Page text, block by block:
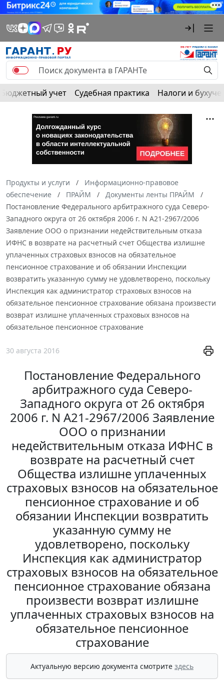
Бюджетный учет Судебная практика Налоги и
Продукты и услуги
Информационно-правовое
обеспечение
ПРАЙМ
Документы ленты ПРАЙМ
Постановление Федерального арбитражного суда Северо-
Западного округа от 26 октября 2006 г. N А21-2967/2006
Заявление ООО о признании недействительным отказа
ИФНС в возврате на расчетный счет Общества излишне
уплаченных страховых взносов на обязательное
пенсионное страхование и об обязании Инспекции
возвратить указанную сумму не удовлетворено, поскольку
Инспекция как администратор страховых взносов на
обязательное пенсионное страхование обязана произвести
возврат излишне уплаченных страховых взносов на
обязательное пенсионное страхование
30 августа 2016
Постановление Федерального
арбитражного суда Северо-
Западного округа от 26 октября
2006 г. N А21-2967/2006 Заявление
ООО о признании
недействительным отказа ИФНС в
возврате на расчетный счет
Общества излишне уплаченных
страховых взносов на обязательное
пенсионное страхование и об
обязании Инспекции возвратить
указанную сумму не
удовлетворено, поскольку
Инспекция как администратор
страховых взносов на обязательное
пенсионное страхование обязана
произвести возврат излишне
уплаченных страховых взносов на
обязательное пенсионное
страхование
Актуальную версию документа смотрите здесь